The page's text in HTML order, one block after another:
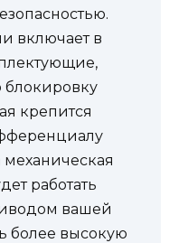
включает в
блокировку
крепится
механическая
работать
вашей
более высокую